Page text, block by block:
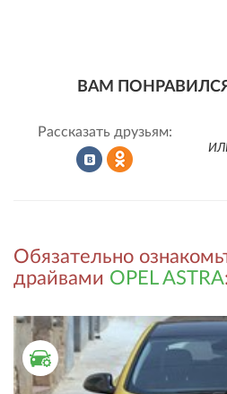
ВАМ
Рассказать друзьям:
во
ВКонтакте
в
Одноклассниках
Обязательно
драйвами OPEL ASTRA:
ТЕСТ ДРАЙВ